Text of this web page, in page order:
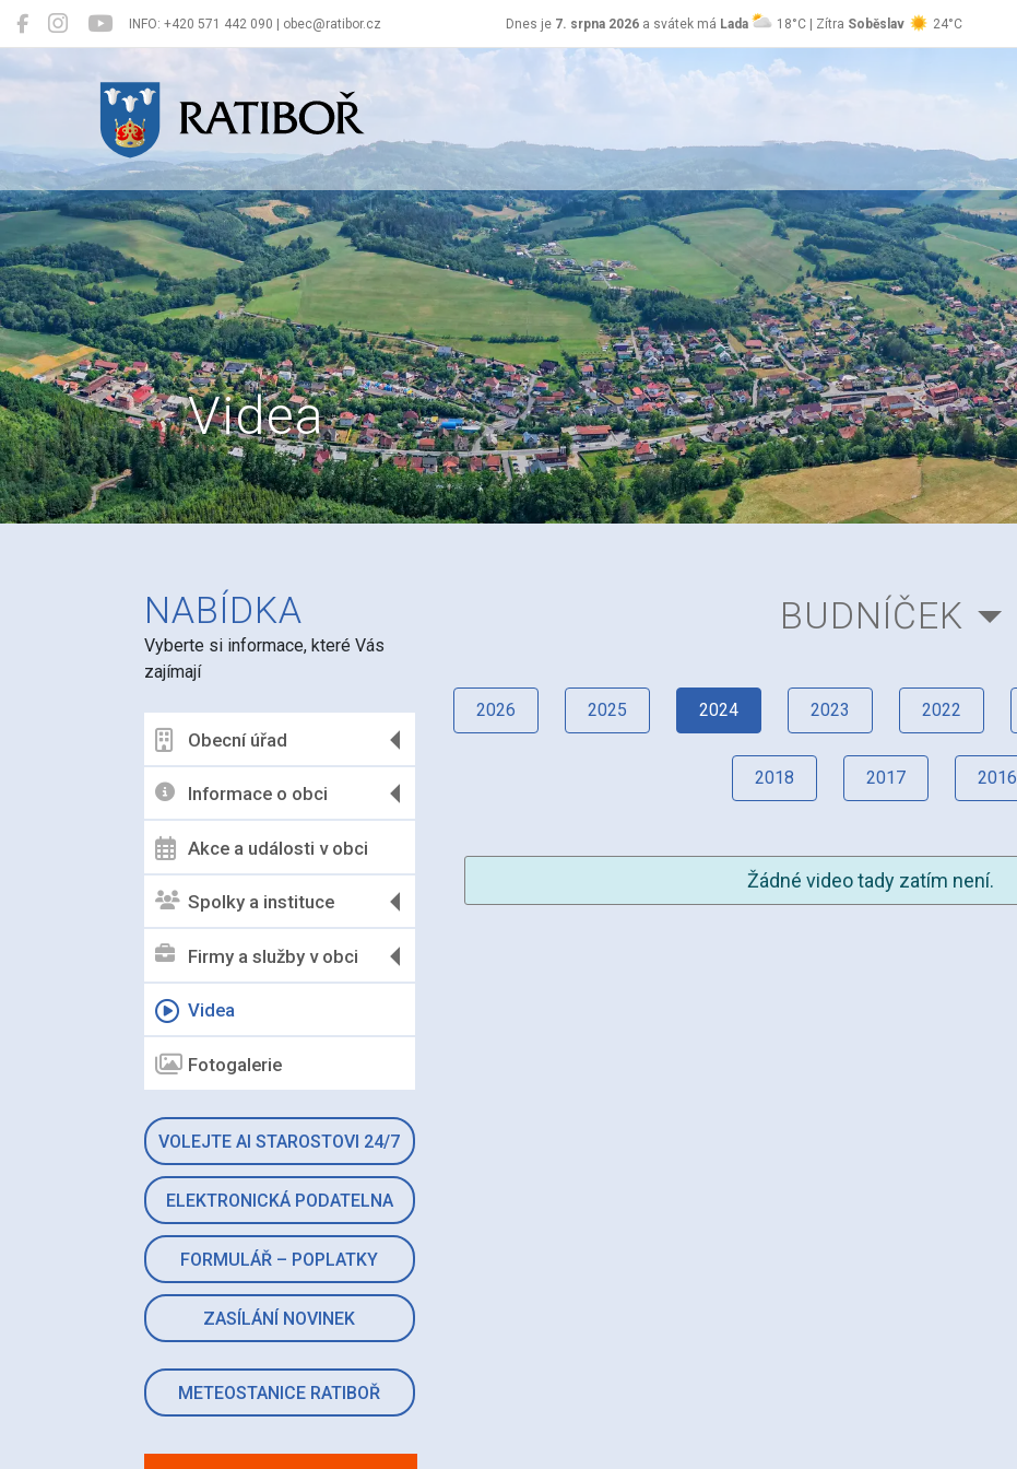
INFO: +420 571 442 090 | obec@ratibor.cz Dnes je 7. srpna 2026 a svátek má Lada 18°C | Zítra Soběslav 24°C
Ratiboř
Videa
NABÍDKA
Vyberte si informace, které Vás
zajímají
Obecní úřad
Informace o obci
Akce a události v obci
Spolky a instituce
Firmy a služby v obci
Videa
Fotogalerie
VOLEJTE AI STAROSTOVI 24/7
ELEKTRONICKÁ PODATELNA
FORMULÁŘ – POPLATKY
ZASÍLÁNÍ NOVINEK
METEOSTANICE RATIBOŘ
BUDNÍČEK
2026 2025 2024 2023 2022
2018 2017 2016
Žádné video tady zatím není.